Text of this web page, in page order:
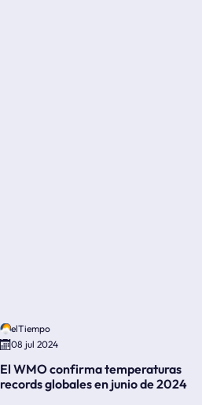
elTiempo
08 jul 2024
El WMO confirma temperaturas
records globales en junio de 2024